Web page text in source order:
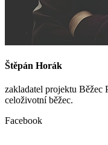
Štěpán Horák
zakladatel projektu Běžec
celoživotní běžec.
Facebook